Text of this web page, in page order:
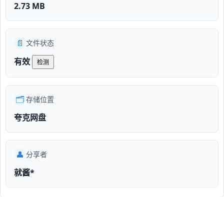
2.73 MB
📄 文件状态
有效 检测
🗂️存储位置
夸克网盘
👤 分享者
就酱*